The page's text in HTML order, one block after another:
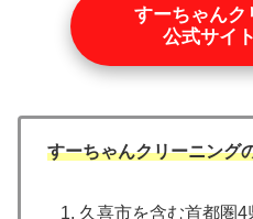
すーちゃんク
公式サイ
すーちゃんクリーニング
久喜市を含む首都圏4